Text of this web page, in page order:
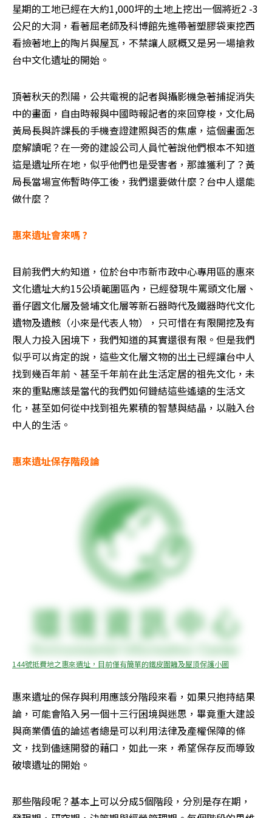
星期的工地已經在大約1,000坪的土地上挖出一個將近2 -3
公尺的大洞，看著屈老師及科博館先進帶著塑膠袋東挖西
看撿著地上的陶片與屋瓦，不禁讓人感概又是另一場搶救
台中文化遺址的開始。
頂著秋天的烈陽，公共電視的記者與攝影機急著捕捉消失
中的畫面，自由時報與中國時報記者的來回穿梭，文化局
黃局長與許課長的手機查證建照與否的焦慮，這個畫面怎
麼解讀呢？在一旁的建設公司人員忙著說他們根本不知道
這是遺址所在地，似乎他們也是受害者，那誰獲利了？黃
局長當場宣佈暫時停工後，我們還要做什麼？台中人還能
做什麼？
惠來遺址會來嗎 ?
目前我們大約知道，位於台中市新市政中心專用區的惠來
文化遺址大約15公頃範圍區內，已經發現牛罵頭文化層、
番仔園文化層及營埔文化層等新石器時代及鐵器時代文化
遺物及遺骸（小來是代表人物），只可惜在有限開挖及有
限人力投入困境下，我們知道的其實還很有限。但是我們
似乎可以肯定的說，這些文化層文物的出土已經讓台中人
找到幾百年前、甚至千年前在此生活定居的祖先文化，未
來的重點應該是當代的我們如何鏈結這些遙遠的生活文
化，甚至如何從中找到祖先累積的智慧與結晶，以融入台
中人的生活。
惠來遺址保存階段論
144號抵費地之惠來遺址，目前僅有簡單的鐵皮圍籬及屋頂保護小圖
惠來遺址的保存與利用應該分階段來看，如果只抱持結果
論，可能會陷入另一個十三行困境與迷思，畢竟重大建設
與商業價值的論述者總是可以利用法律及產權保障的條
文，找到儘速開發的藉口，如此一來，希望保存反而導致
破壞遺址的開始。
那些階段呢？基本上可以分成5個階段，分別是存在期，